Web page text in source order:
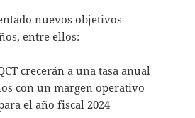
nuevos objetivos
entre ellos:
crecerán a una tasa anual
con un margen operativo
el año fiscal 2024